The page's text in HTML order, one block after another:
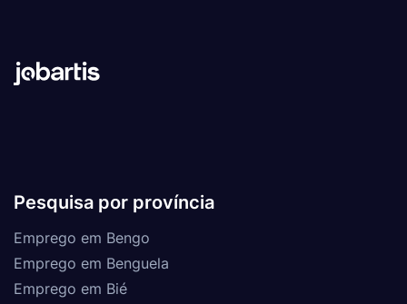
Pesquisa por província
Emprego em Bengo
Emprego em Benguela
Emprego em Bié